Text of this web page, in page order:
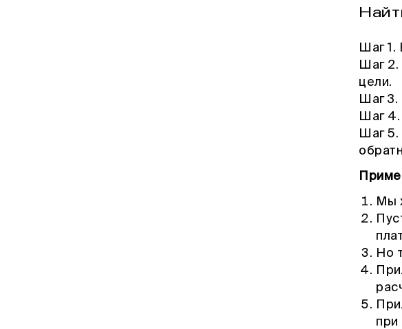
Шаг 1.
Шаг 2.
цели.
Шаг 3.
Шаг 4.
Шаг 5.
Мы
Но
при